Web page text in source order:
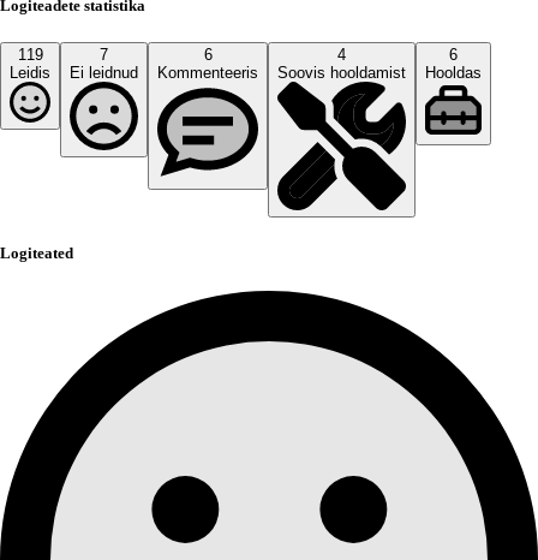
Logiteadete statistika
119
Leidis
7
Ei leidnud
6
Kommenteeris
4
Soovis hooldamist
6
Hooldas
Logiteated